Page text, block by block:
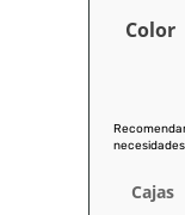
Color
Cajas